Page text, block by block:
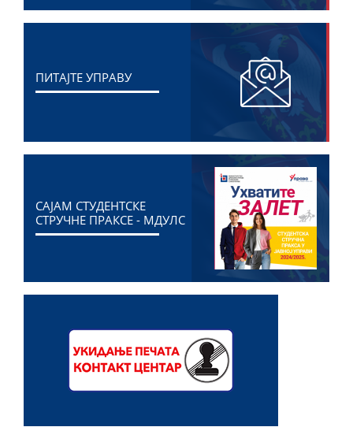
ПИТАЈТЕ УПРАВУ
САЈАМ СТУДЕНТСКЕ
СТРУЧНЕ ПРАКСЕ - МДУЛС